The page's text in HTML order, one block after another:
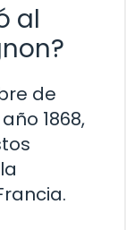
al
de
1868,